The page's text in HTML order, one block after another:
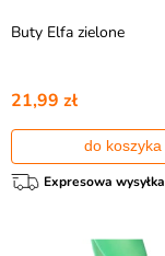
Buty Elfa zielone
21,99 zł
do koszyka
Expresowa wysyłka